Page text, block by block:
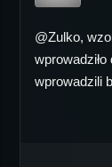
@Zulko,
wprowadzili